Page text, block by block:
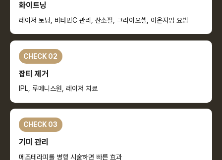
화이트닝
레이저 토닝, 비타민C 관리, 산소필, 크라이오셀, 이온자임 요법
CHECK 02
잡티 제거
IPL, 루메니스원, 레이저 치료
CHECK 03
기미 관리
메조테라피를 병행 시술하면 빠른 효과